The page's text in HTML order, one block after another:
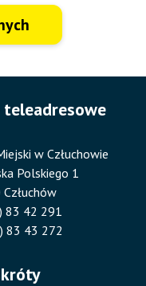
teleadresowe
w Człuchowie
Polskiego 1
83 42 291
83 43 272